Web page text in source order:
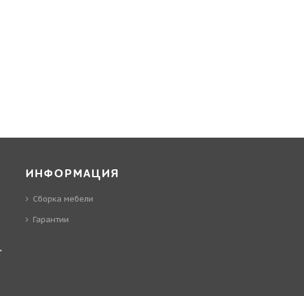
ИНФОРМАЦИЯ
Сборка мебели
Гарантии